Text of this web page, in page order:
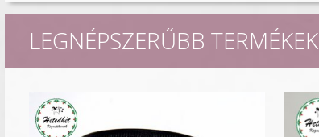
LEGNÉPSZERŰBB TERMÉKEK